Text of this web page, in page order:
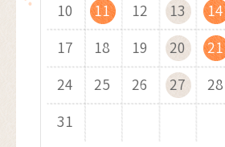
10
11 12 13 14
17
18 19 20 21
24
25 26 27 28
31
14
15 16 17 18
21
22 23 24 25
28
29 30
12
13 14 15 16
19
20 21 22 23
26
27 28 29 30
9
10 11 12 13
16
17 18 19 20
23
24 25 26 27
30
14
15 16 17 18
21
22 23 24 25
28
29 30 31
11
12 13 14 15
18
19 20 21 22
25
26 27 28 29
15
16 17 18 19
22
23 24 25 26
15
16 17 18 19
22
23 24 25 26
29
30 31
12
13 14 15 16
19
20 21 22 23
26
27 28 29 30
10
11 12 13 14
17
18 19 20 21
24
25 26 27 28
31
14
15 16 17 18
21
22 23 24 25
28
29 30
12
13 14 15 16
19
20 21 22 23
26
27 28 29 30